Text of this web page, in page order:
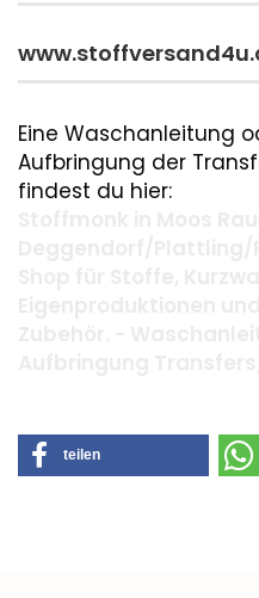
Eine Waschanleitung
Aufbringung der
findest du hier:
teilen